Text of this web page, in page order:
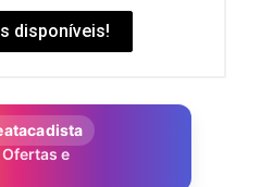
disponíveis!
e